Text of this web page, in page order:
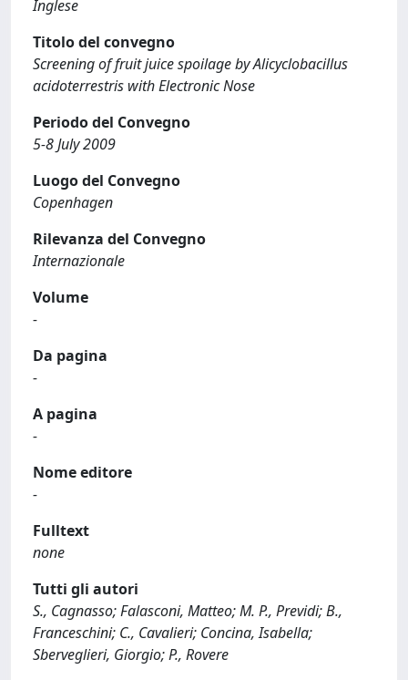
Inglese
Titolo del convegno
Screening of fruit juice spoilage by Alicyclobacillus
acidoterrestris with Electronic Nose
Periodo del Convegno
5-8 July 2009
Luogo del Convegno
Copenhagen
Rilevanza del Convegno
Internazionale
Volume
-
Da pagina
-
A pagina
-
Nome editore
-
Fulltext
none
Tutti gli autori
S., Cagnasso; Falasconi, Matteo; M. P., Previdi; B.,
Franceschini; C., Cavalieri; Concina, Isabella;
Sberveglieri, Giorgio; P., Rovere